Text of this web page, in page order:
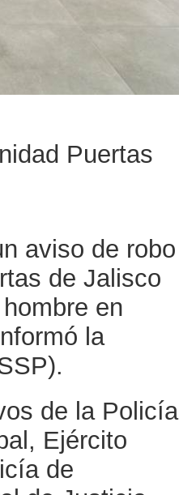
Puertas
aviso de robo
de Jalisco
en
la
de la Policía
Ejército
de